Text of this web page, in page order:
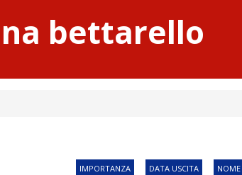
bettarello
IMPORTANZA DATA USCITA